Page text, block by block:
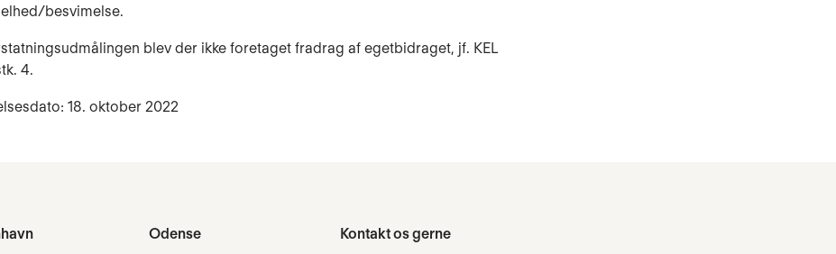
besvimelse.
blev der ikke foretaget fradrag af egetbidraget, jf. KEL
4.
18. oktober 2022
Odense
Kontakt os gerne